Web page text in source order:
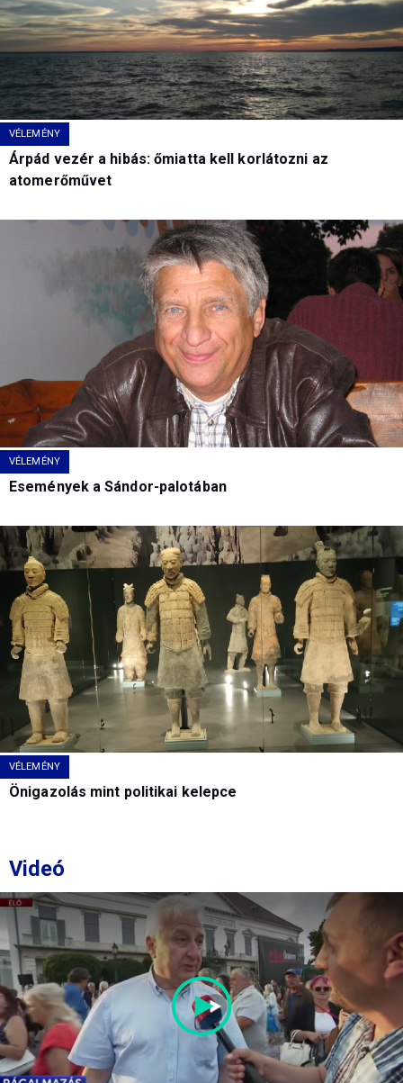
VÉLEMÉNY
Árpád vezér a hibás: őmiatta kell korlátozni az
atomerőművet
VÉLEMÉNY
Események a Sándor-palotában
VÉLEMÉNY
Önigazolás mint politikai kelepce
Videó